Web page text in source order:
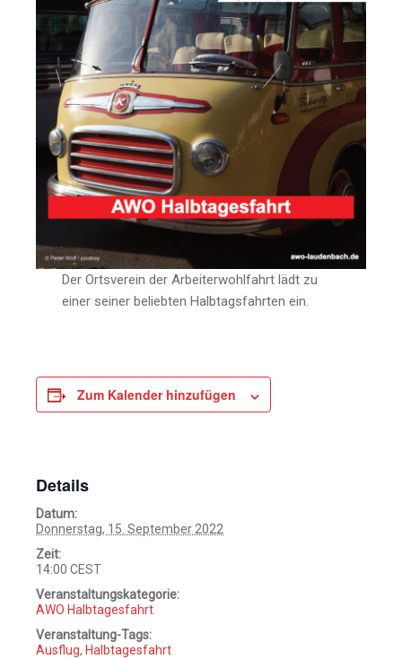
Der Ortsverein der Arbeiterwohlfahrt lädt zu
einer seiner beliebten Halbtagsfahrten ein.
Zum Kalender hinzufügen
Details
Datum:
Donnerstag, 15. September 2022
Zeit:
14:00 CEST
Veranstaltungskategorie:
AWO Halbtagesfahrt
Veranstaltung-Tags:
Ausflug, Halbtagesfahrt